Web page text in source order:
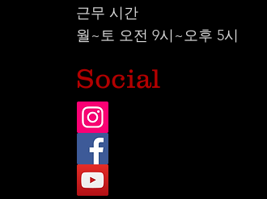
근무 시간
월~토 오전 9시~오후 5시
Social